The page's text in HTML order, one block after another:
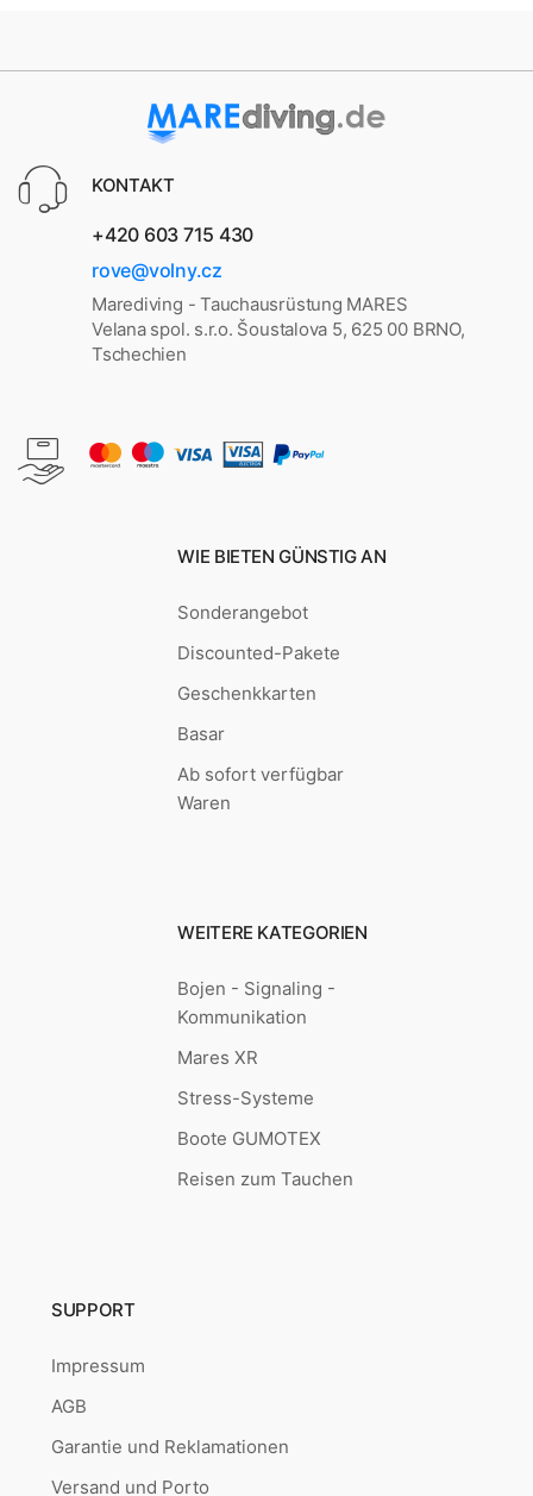
KONTAKT
+420 603 715 430
rove@volny.cz
Marediving - Tauchausrüstung MARES
Velana spol. s.r.o. Šoustalova 5, 625 00 BRNO,
Tschechien
WIE BIETEN GÜNSTIG AN
Sonderangebot
Discounted-Pakete
Geschenkkarten
Basar
Ab sofort verfügbar
Waren
WEITERE KATEGORIEN
Bojen - Signaling -
Kommunikation
Mares XR
Stress-Systeme
Boote GUMOTEX
Reisen zum Tauchen
SUPPORT
Impressum
AGB
Garantie und Reklamationen
Versand und Porto